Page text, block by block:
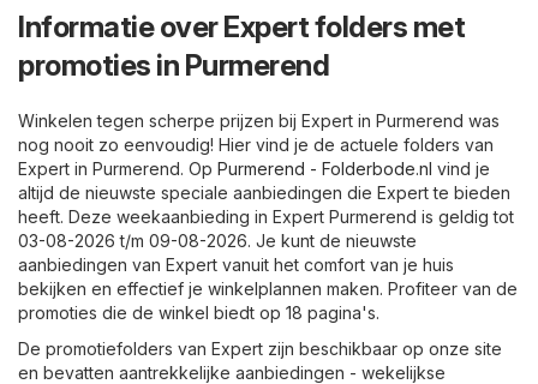
Informatie over Expert folders met
promoties in Purmerend
Winkelen tegen scherpe prijzen bij Expert in Purmerend was
nog nooit zo eenvoudig! Hier vind je de actuele folders van
Expert in Purmerend. Op Purmerend - Folderbode.nl vind je
altijd de nieuwste speciale aanbiedingen die Expert te bieden
heeft. Deze weekaanbieding in Expert Purmerend is geldig tot
03-08-2026 t/m 09-08-2026. Je kunt de nieuwste
aanbiedingen van Expert vanuit het comfort van je huis
bekijken en effectief je winkelplannen maken. Profiteer van de
promoties die de winkel biedt op 18 pagina's.
De promotiefolders van Expert zijn beschikbaar op onze site
en bevatten aantrekkelijke aanbiedingen - wekelijkse